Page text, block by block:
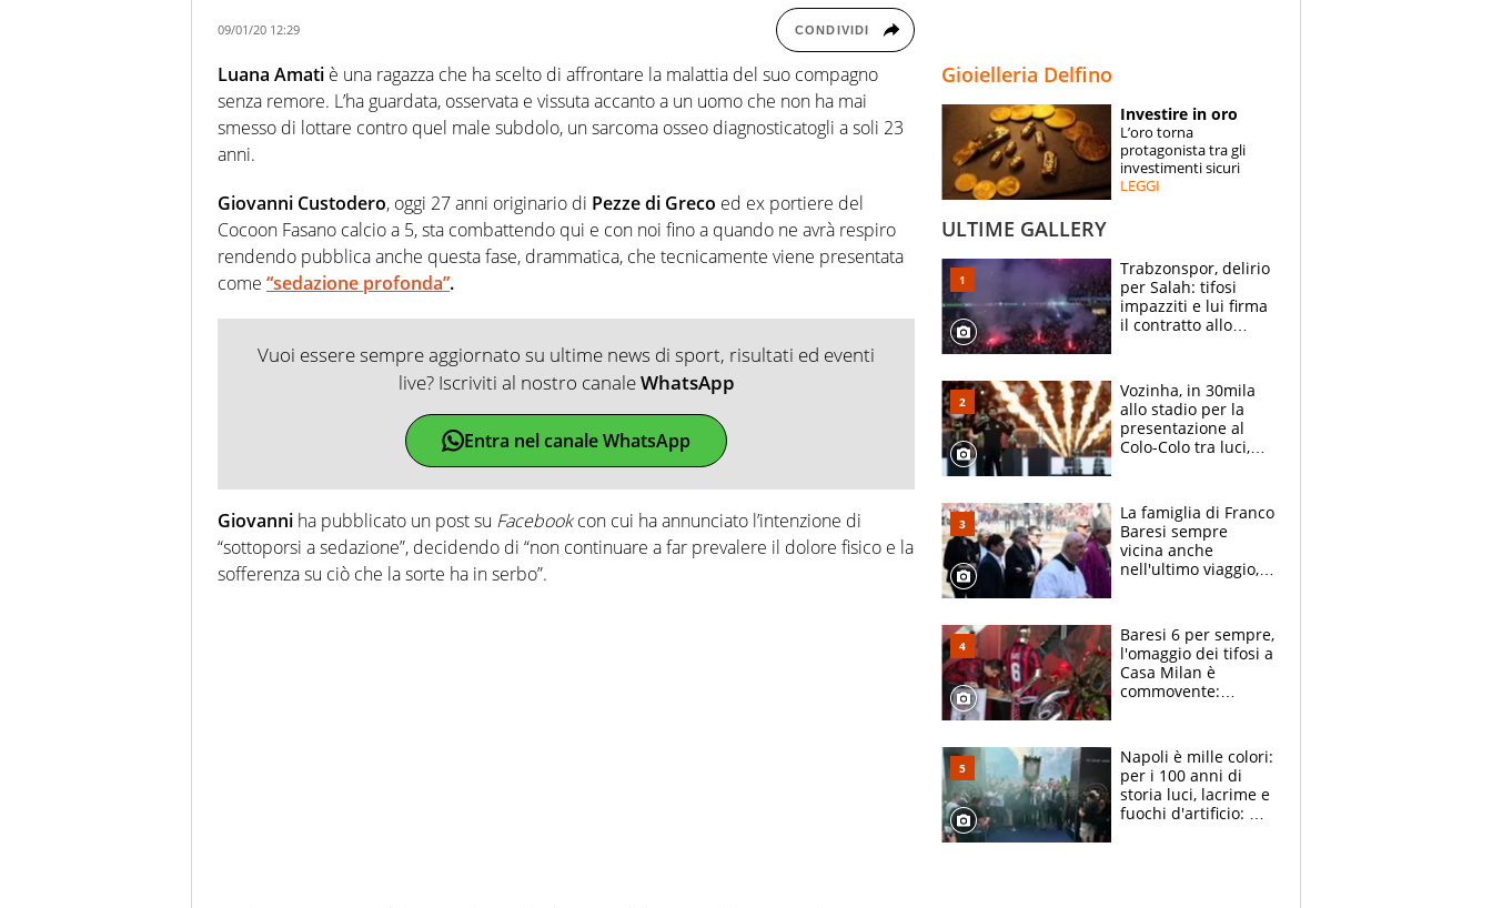
ESPERTI
CONTATTI
09/01/20 12:29 CONDIVIDI
Luana Amati è una ragazza che ha scelto di affrontare la malattia del suo compagno
senza remore. L’ha guardata, osservata e vissuta accanto a un uomo che non ha mai
smesso di lottare contro quel male subdolo, un sarcoma osseo diagnosticatogli a soli 23
anni.
Giovanni Custodero, oggi 27 anni originario di Pezze di Greco ed ex portiere del
Cocoon Fasano calcio a 5, sta combattendo qui e con noi fino a quando ne avrà respiro
rendendo pubblica anche questa fase, drammatica, che tecnicamente viene presentata
come “sedazione profonda”.
Vuoi essere sempre aggiornato su ultime news di sport, risultati ed eventi
live? Iscriviti al nostro canaleWhatsApp
Entra nel canale WhatsApp
Giovanni ha pubblicato un post su Facebookcon cui ha annunciato l’intenzione di
“sottoporsi a sedazione”, decidendo di “non continuare a far prevalere il dolore fisico e la
sofferenza su ciò che la sorte ha in serbo”.
Gioielleria Delfino
Investire in oro
L’oro torna
protagonista tra gli
investimenti sicuri
LEGGI
ULTIME GALLERY
Trabzonspor, delirio
per Salah: tifosi
impazziti e lui firma
il contratto allo
Vozinha, in 30mila
allo stadio per la
presentazione al
Colo-Colo tra luci,
La famiglia di Franco
Baresi sempre
vicina anche
nell'ultimo viaggio,
circondati
dall'affetto dei tifosi
Baresi 6 per sempre,
l'omaggio dei tifosi a
Casa Milan è
commovente:
bigliettini
Napoli è mille colori:
per i 100 anni di
storia luci, lacrime e
fuochi d'artificio: De